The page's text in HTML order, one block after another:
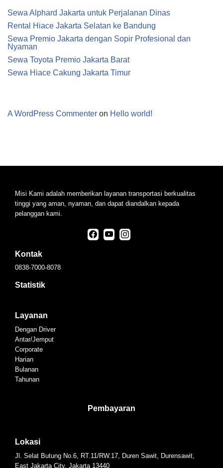
Sewa Alphard Jakarta untuk Perjalanan Dinas
Rental Hiace Jakarta Selatan ke Bandung
Sewa Premio Jakarta dengan Sopir Profesional dan
Nyaman
Sewa Toyota Premio Jakarta Barat
Sewa Hiace Cakung Jakarta Timur
A WordPress Commenter on Hello world!
Misi Kami adalah memberikan layanan transportasi berkualitas
tinggi yang aman, nyaman, dan dapat diandalkan kepada
pelanggan kami.
Kontak
0838-7000-8078
Statistik
Layanan
Dengan Driver
Antar/Jemput
Corporate
Harian
Bulanan
Tahunan
Pembayaran
Lokasi
Jl. Selat Butung No.6, RT.11/RW.17, Duren Sawit, Durensawit,
East Jakarta City, Jakarta 13440